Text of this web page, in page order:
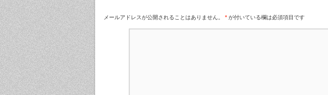
メールアドレスが公開されることはありません。 * が付いている欄は必須項目です